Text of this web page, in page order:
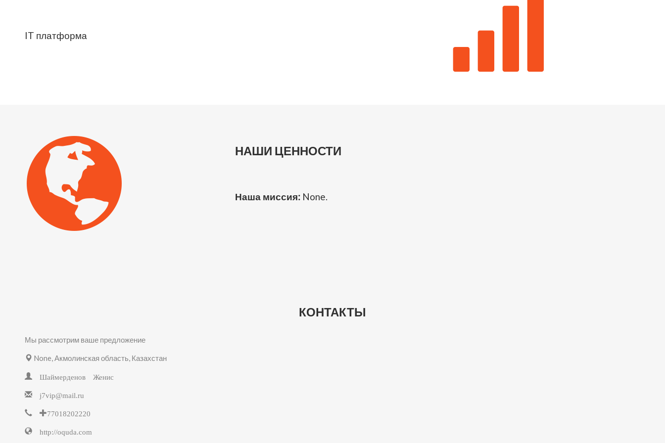
IT платформа
НАШИ ЦЕННОСТИ
Наша миссия:None.
КОНТАКТЫ
Мы рассмотрим ваше предложение
None, Акмолинская область, Казахстан
Шаймерденов Женис
j7vip@mail.ru
+77018202220
http://oquda.com